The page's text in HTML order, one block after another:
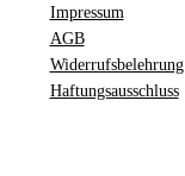
Impressum
AGB
Widerrufsbelehrung
Haftungsausschluss